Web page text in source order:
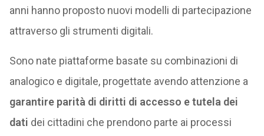
anni hanno proposto nuovi modelli di partecipazione
attraverso gli strumenti digitali.
Sono nate piattaforme basate su combinazioni di
analogico e digitale, progettate avendo attenzione a
garantire parità di diritti di accesso e tutela dei
dati dei cittadini che prendono parte ai processi